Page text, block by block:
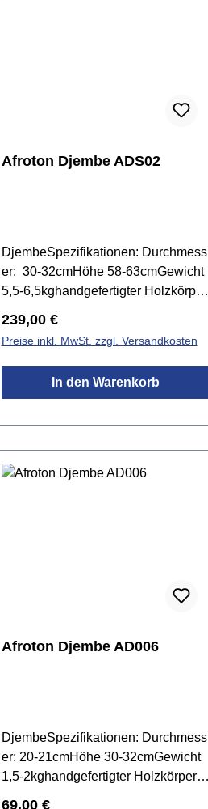
Afroton Djembe ADS02
DjembeSpezifikationen: Durchmess
er: 30-32cmHöhe 58-63cmGewicht
5,5-6,5kghandgefertigter Holzkörper
StammZiegenfellprofessionelle
stimmbare Bespannung aus
vorgereckter Schnurdifferenzierte,
Slap-Ton-Bass Dynamikideal für
Anfängerhandgefertigt in Ghana
Regulärer Preis:
239,00 €
Preise inkl. MwSt. zzgl. Versandkosten
In den Warenkorb
Afroton Djembe AD006
DjembeSpezifikationen: Durchmess
er: 20-21cmHöhe 30-32cmGewicht
1,5-2kghandgefertigter Holzkörper
Regulärer Preis:
69,00 €